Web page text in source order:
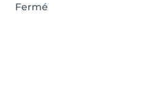
Fermé